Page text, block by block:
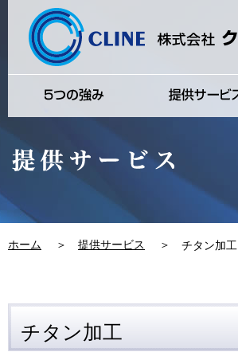
ホーム ＞ 提供サービス ＞ チタン加工
チタン加工